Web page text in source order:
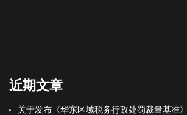
近期文章
关于发布《华东区域税务行政处罚裁量基准